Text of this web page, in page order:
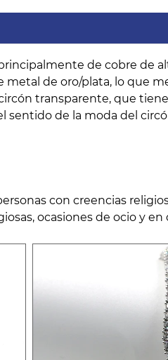
de cobre de
de oro/plata, lo que
transparente, que
sentido de la moda del
con creencias
ocasiones de ocio y en